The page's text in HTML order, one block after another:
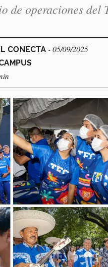
de operaciones del
CONECTA - 05/09/2025